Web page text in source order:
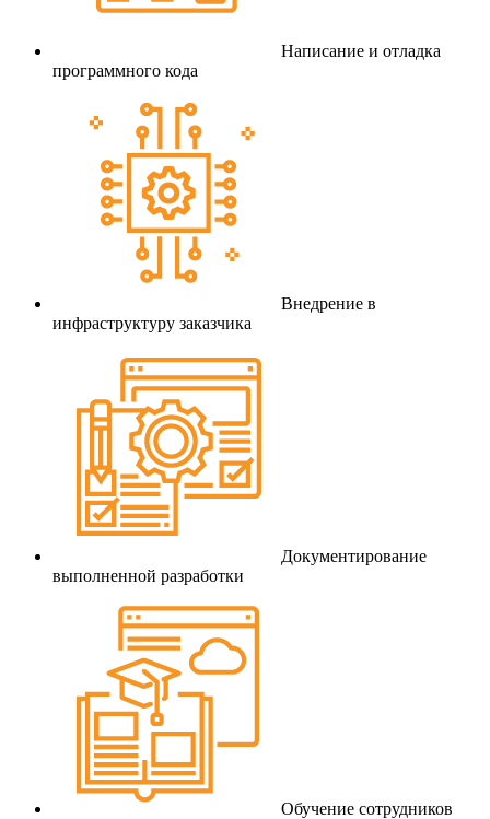
Написание и отладка
программного кода
Внедрение в
инфраструктуру заказчика
Документирование
выполненной разработки
Обучение сотрудников